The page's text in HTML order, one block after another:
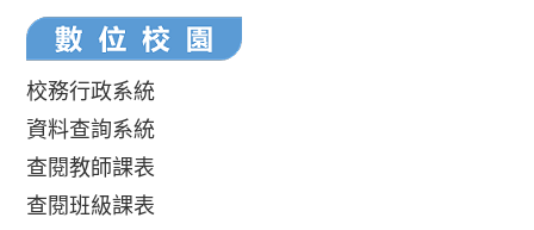
校務行政系統
資料查詢系統
查閱教師課表
查閱班級課表